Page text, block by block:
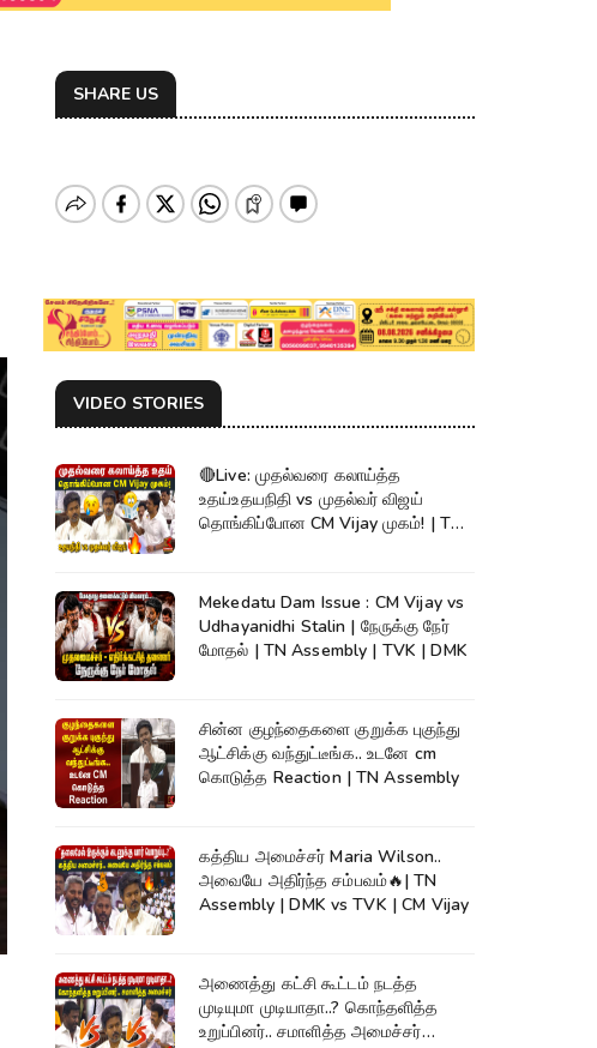
SHARE US
VIDEO STORIES
🔴Live: முதல்வரை கலாய்த்த
உதய்உதயநிதி vs முதல்வர் விஜய்
தொங்கிப்போன CM Vijay முகம்! | TN
Mekedatu Dam Issue : CM Vijay vs
Udhayanidhi Stalin | நேருக்கு நேர்
மோதல் | TN Assembly | TVK | DMK
சின்ன குழந்தைகளை குறுக்க புகுந்து
ஆட்சிக்கு வந்துட்டீங்க.. உடனே cm
கொடுத்த Reaction | TN Assembly
கத்திய அமைச்சர் Maria Wilson..
அவையே அதிர்ந்த சம்பவம்🔥| TN
Assembly | DMK vs TVK | CM Vijay
அணைத்து கட்சி கூட்டம் நடத்த
முடியுமா முடியாதா..? கொந்தளித்த
உறுப்பினர்.. சமாளித்த அமைச்சர்